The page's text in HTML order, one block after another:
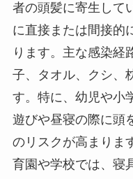
者の頭髪に寄生して
に直接または間接的
ります。​主な感染経
子、タオル、クシ、
す。​特に、幼児や小
遊びや昼寝の際に頭
のリスクが高まりま
育園や学校では、寝